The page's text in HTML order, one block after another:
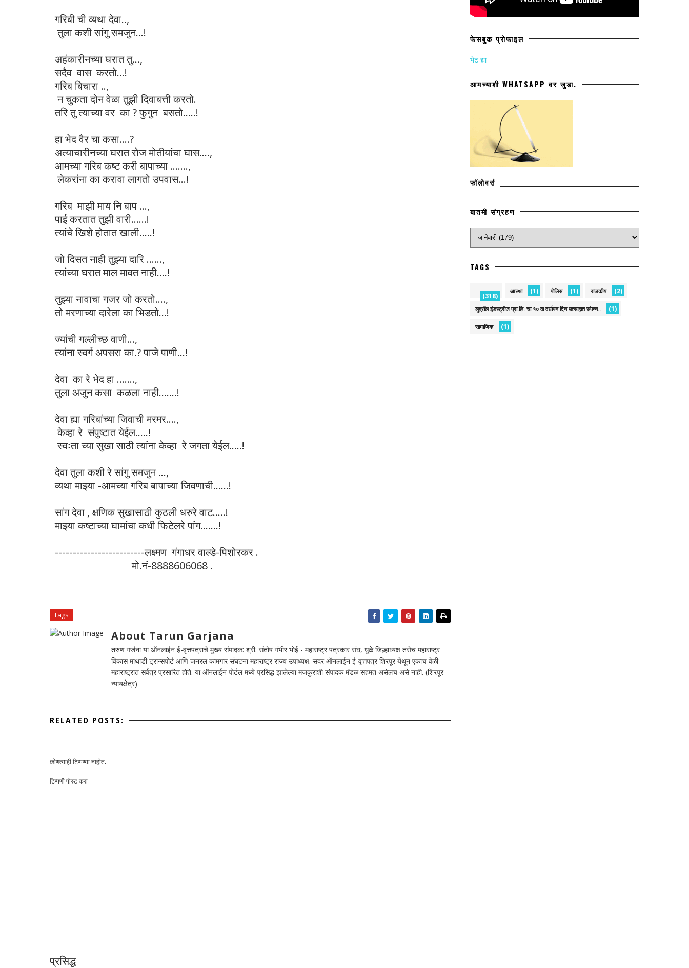
गरिबी ची व्यथा देवा..,
तुला कशी सांगु समजुन...!
अहंकारीनच्या घरात तु...,
सदैव वास करतो...!
गरिब बिचारा ..,
न चुकता दोन वेळा तुझी दिवाबत्ती करतो.
तरि तु त्याच्या वर का ? फुगुन बसतो.....!
हा भेद वैर चा कसा....?
अत्याचारीनच्या घरात रोज मोतीयांचा घास....,
आमच्या गरिब कष्ट करी बापाच्या .......,
लेकरांना का करावा लागतो उपवास...!
गरिब माझी माय नि बाप ...,
पाई करतात तुझी वारी......!
त्यांचे खिशे होतात खाली.....!
जो दिसत नाही तुझ्या दारि ......,
त्यांच्या घरात माल मावत नाही....!
तुझ्या नावाचा गजर जो करतो....,
तो मरणाच्या दारेला का भिडतो...!
ज्यांची गल्लीच्छ वाणी...,
त्यांना स्वर्ग अपसरा का.? पाजे पाणी...!
देवा का रे भेद हा .......,
तुला अजुन कसा कळला नाही.......!
देवा ह्या गरिबांच्या जिवाची मरमर....,
केव्हा रे संपुष्टात येईल.....!
स्वःता च्या सुखा साठी त्यांना केव्हा रे जगता येईल.....!
देवा तुला कशी रे सांगु समजुन ...,
व्यथा माझ्या -आमच्या गरिब बापाच्या जिवणाची......!
सांग देवा , क्षणिक सुखासाठी कुठली धरुरे वाट.....!
माझ्या कष्टाच्या घामांचा कधी फिटेलरे पांग.......!
-------------------------लक्ष्मण गंगाधर वाल्डे-पिशोरकर .
मो.नं-8888606068 .
Tags
About Tarun Garjana
तरुण गर्जना या ऑनलाईन ई-वृत्तपत्राचे मुख्य संपादक: श्री. संतोष गंभीर भोई - महाराष्ट्र पत्रकार संघ, धुळे जिल्हाध्यक्ष तसेच महाराष्ट्र
विकास माथाडी ट्रान्सपोर्ट आणि जनरल कामगार संघटना महाराष्ट्र राज्य उपाध्यक्ष. सदर ऑनलाईन ई-वृत्तपत्र शिरपूर येथून एकाच वेळी
महाराष्ट्रात सर्वत्र प्रसारित होते. या ऑनलाईन पोर्टल मध्ये प्रसिद्ध झालेल्या मजकुराशी संपादक मंडळ सहमत असेलच असे नाही. (शिरपूर
न्यायक्षेत्र)
RELATED POSTS:
कोणत्याही टिप्पण्‍या नाहीत:
टिप्पणी पोस्ट करा
प्रसिद्ध
फेसबुक प्रोफाइल
भेट द्या
आमच्याशी WHATSAPP वर जुडा.
फॉलोवर्स
बातमी संग्रहण
TAGS
(318)
आस्था (1) पोलिस (1) राजकीय (2)
लुब्रॉल इंडस्ट्रीज प्रा.लि. चा १० वा वर्धापन दिन उत्साहात संपन्न.. (1)
सामाजिक (1)